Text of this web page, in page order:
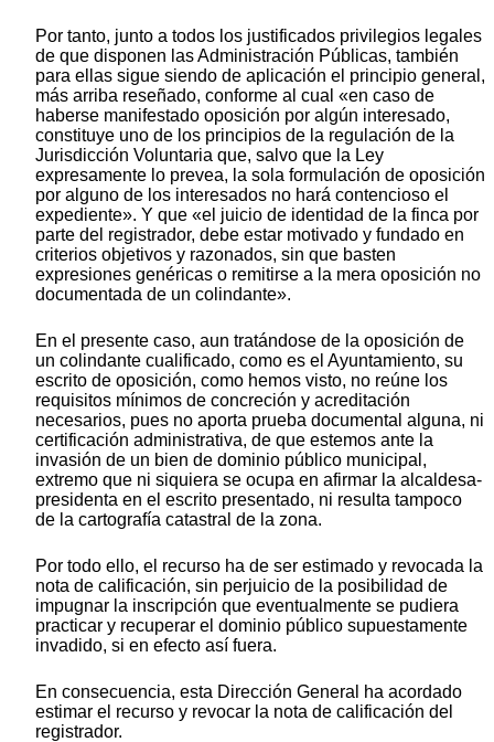
Por tanto, junto a todos los justificados privilegios legales
de que disponen las Administración Públicas, también
para ellas sigue siendo de aplicación el principio general,
más arriba reseñado, conforme al cual «en caso de
haberse manifestado oposición por algún interesado,
constituye uno de los principios de la regulación de la
Jurisdicción Voluntaria que, salvo que la Ley
expresamente lo prevea, la sola formulación de oposición
por alguno de los interesados no hará contencioso el
expediente». Y que «el juicio de identidad de la finca por
parte del registrador, debe estar motivado y fundado en
criterios objetivos y razonados, sin que basten
expresiones genéricas o remitirse a la mera oposición no
documentada de un colindante».
En el presente caso, aun tratándose de la oposición de
un colindante cualificado, como es el Ayuntamiento, su
escrito de oposición, como hemos visto, no reúne los
requisitos mínimos de concreción y acreditación
necesarios, pues no aporta prueba documental alguna, ni
certificación administrativa, de que estemos ante la
invasión de un bien de dominio público municipal,
extremo que ni siquiera se ocupa en afirmar la alcaldesa-
presidenta en el escrito presentado, ni resulta tampoco
de la cartografía catastral de la zona.
Por todo ello, el recurso ha de ser estimado y revocada la
nota de calificación, sin perjuicio de la posibilidad de
impugnar la inscripción que eventualmente se pudiera
practicar y recuperar el dominio público supuestamente
invadido, si en efecto así fuera.
En consecuencia, esta Dirección General ha acordado
estimar el recurso y revocar la nota de calificación del
registrador.